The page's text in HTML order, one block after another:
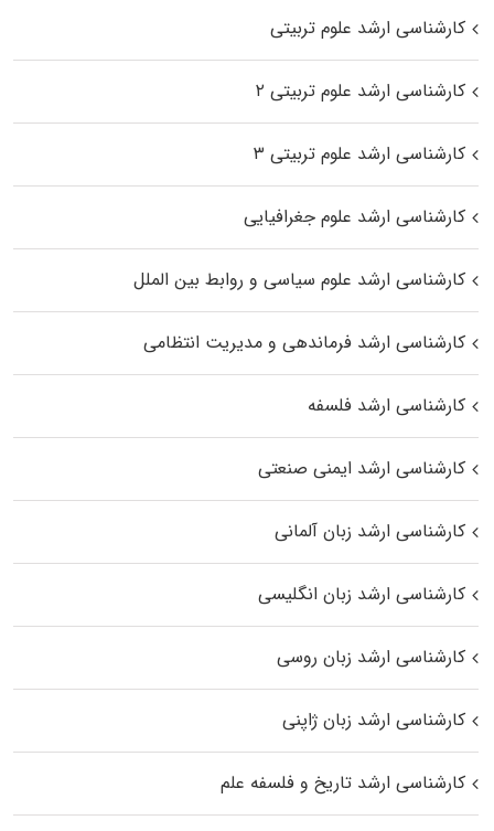
کارشناسی ارشد علوم تربیتی
کارشناسی ارشد علوم تربیتی ۲
کارشناسی ارشد علوم تربیتی ۳
کارشناسی ارشد علوم جغرافیایی
کارشناسی ارشد علوم سیاسی و روابط بین الملل
کارشناسی ارشد فرماندهی و مدیریت انتظامی
کارشناسی ارشد فلسفه
کارشناسی ارشد ایمنی صنعتی
کارشناسی ارشد زبان آلمانی
کارشناسی ارشد زبان انگلیسی
کارشناسی ارشد زبان روسی
کارشناسی ارشد زبان ژاپنی
کارشناسی ارشد تاریخ و فلسفه علم